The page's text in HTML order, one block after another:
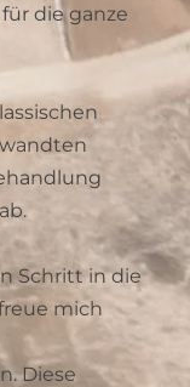
die ganze
Schritt in die
mich
Diese